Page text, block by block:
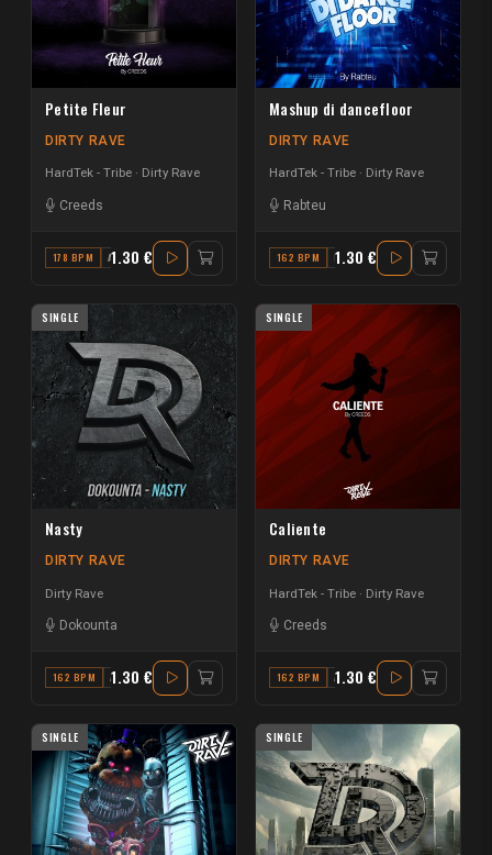
Petite Fleur
DIRTY RAVE
HardTek - Tribe Dirty Rave
Creeds
178 BPM A#1.30 €
Mashup di dancefloor
DIRTY RAVE
HardTek - Tribe Dirty Rave
Rabteu
162 BPM F1.30 €
SINGLE
Nasty
DIRTY RAVE
Dirty Rave
Dokounta
162 BPM A#1.30 €
SINGLE
Caliente
DIRTY RAVE
HardTek - Tribe Dirty Rave
Creeds
162 BPM A#1.30 €
SINGLE SINGLE